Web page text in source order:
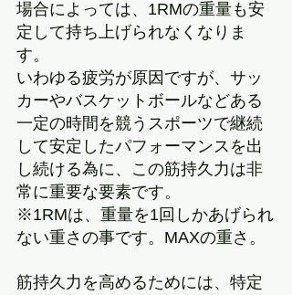
場合によっては、1RMの重量も安
定して持ち上げられなくなりま
す。
いわゆる疲労が原因ですが、サッ
カーやバスケットボールなどある
一定の時間を競うスポーツで継続
して安定したパフォーマンスを出
し続ける為に、この筋持久力は非
常に重要な要素です。
※1RMは、重量を1回しかあげられ
ない重さの事です。MAXの重さ。
筋持久力を高めるためには、特定